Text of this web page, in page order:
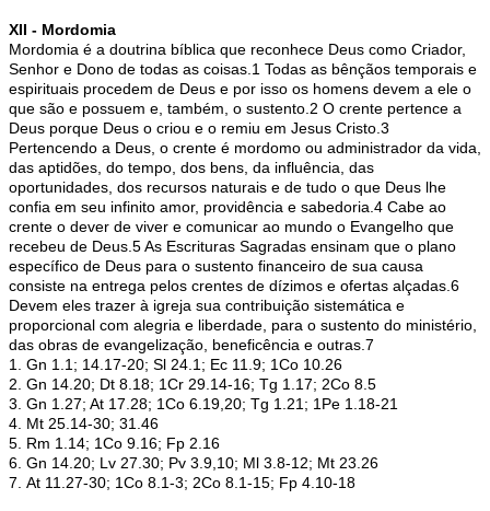
XII - Mordomia
Mordomia é a doutrina bíblica que reconhece Deus como Criador,
Senhor e Dono de todas as coisas.1 Todas as bênçãos temporais e
espirituais procedem de Deus e por isso os homens devem a ele o
que são e possuem e, também, o sustento.2 O crente pertence a
Deus porque Deus o criou e o remiu em Jesus Cristo.3
Pertencendo a Deus, o crente é mordomo ou administrador da vida,
das aptidões, do tempo, dos bens, da influência, das
oportunidades, dos recursos naturais e de tudo o que Deus lhe
confia em seu infinito amor, providência e sabedoria.4 Cabe ao
crente o dever de viver e comunicar ao mundo o Evangelho que
recebeu de Deus.5 As Escrituras Sagradas ensinam que o plano
específico de Deus para o sustento financeiro de sua causa
consiste na entrega pelos crentes de dízimos e ofertas alçadas.6
Devem eles trazer à igreja sua contribuição sistemática e
proporcional com alegria e liberdade, para o sustento do ministério,
das obras de evangelização, beneficência e outras.7
1. Gn 1.1; 14.17-20; Sl 24.1; Ec 11.9; 1Co 10.26
2. Gn 14.20; Dt 8.18; 1Cr 29.14-16; Tg 1.17; 2Co 8.5
3. Gn 1.27; At 17.28; 1Co 6.19,20; Tg 1.21; 1Pe 1.18-21
4. Mt 25.14-30; 31.46
5. Rm 1.14; 1Co 9.16; Fp 2.16
6. Gn 14.20; Lv 27.30; Pv 3.9,10; Ml 3.8-12; Mt 23.26
7. At 11.27-30; 1Co 8.1-3; 2Co 8.1-15; Fp 4.10-18